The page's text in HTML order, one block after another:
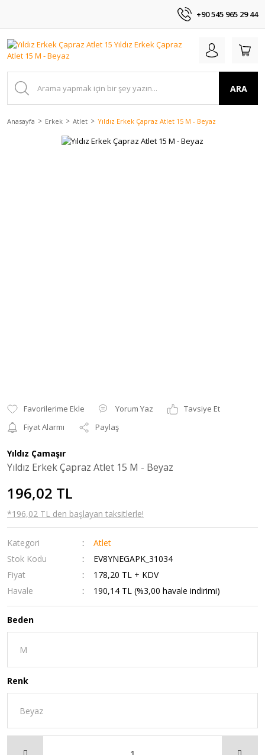
+90 545 965 29 44
ARA
Anasayfa Erkek Atlet Yıldız Erkek Çapraz Atlet 15 M - Beyaz
Yorum Yaz
Tavsiye Et
Fiyat Alarmı
Paylaş
Yıldız Çamaşır
Yıldız Erkek Çapraz Atlet 15 M - Beyaz
196,02 TL
*196,02 TL den başlayan taksitlerle!
Kategori
Atlet
Stok Kodu
EV8YNEGAPK_31034
Fiyat
178,20 TL + KDV
Havale
190,14 TL (%3,00 havale indirimi)
Beden
Renk